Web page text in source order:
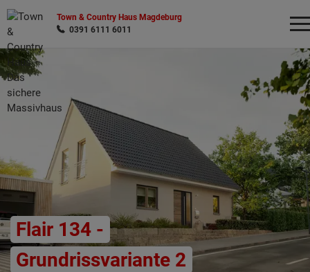
Town & Country Haus Magdeburg
0391 6111 6011
Flair 134 -
Grundrissvariante 2
Wonach möchten Sie suchen?